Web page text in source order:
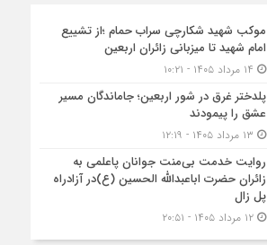
موکب شهید شکارچی سراب حمام ؛از تشییع
امام شهید تا میزبانی زائران اربعین
پلدختر غرق در شور اربعین؛ جاماندگان مسیر
عشق را پیمودند
روایت خدمت بی‌منت جوانان پاعلمی به
زائران حضرت اباعبدالله الحسین (ع)در آزادراه
پل زال
۱۲ مرداد ۱۴۰۵ - ۲۰:۵۱